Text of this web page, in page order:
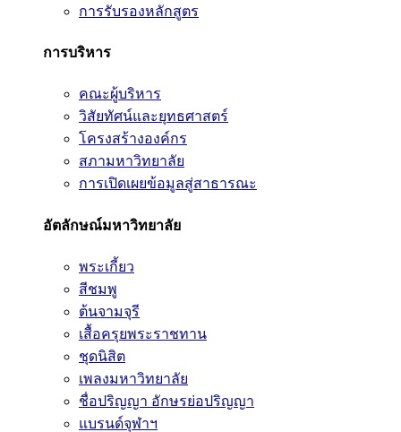
การรับรองหลักสูตร
การบริหาร
คณะผู้บริหาร
วิสัยทัศน์และยุทธศาสตร์
โครงสร้างองค์กร
สภามหาวิทยาลัย
การเปิดเผยข้อมูลสู่สาธารณะ
อัตลักษณ์มหาวิทยาลัย
พระเกี้ยว
สีชมพู
ต้นจามจุรี
เสื้อครุยพระราชทาน
ชุดนิสิต
เพลงมหาวิทยาลัย
ชื่อปริญญา อักษรย่อปริญญา
แบรนด์จุฬาฯ